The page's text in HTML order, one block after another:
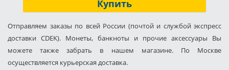
Купить
Отправляем заказы по всей России (почтой и службой экспресс
доставки CDEK). Монеты, банкноты и прочие аксессуары Вы
можете также забрать в нашем магазине. По Москве
осуществляется курьерская доставка.